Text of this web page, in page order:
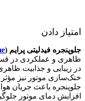
امتیاز دادن
جلوپنجره فیدلیتی پرایم (
ظاهری و عملکردی در
در زیبایی و جذابیت
خنک‌سازی موتور نیز
جلوپنجره باعث جریان
افزایش دمای موتور